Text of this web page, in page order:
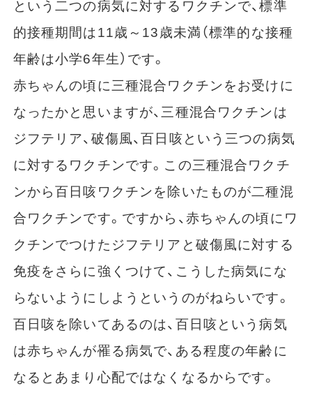
という二つの病気に対するワクチンで、標準
的接種期間は11歳～13歳未満（標準的な接種
年齢は小学6年生）です。
赤ちゃんの頃に三種混合ワクチンをお受けに
なったかと思いますが、三種混合ワクチンは
ジフテリア、破傷風、百日咳という三つの病気
に対するワクチンです。この三種混合ワクチ
ンから百日咳ワクチンを除いたものが二種混
合ワクチンです。ですから、赤ちゃんの頃にワ
クチンでつけたジフテリアと破傷風に対する
免疫をさらに強くつけて、こうした病気にな
らないようにしようというのがねらいです。
百日咳を除いてあるのは、百日咳という病気
は赤ちゃんが罹る病気で、ある程度の年齢に
なるとあまり心配ではなくなるからです。